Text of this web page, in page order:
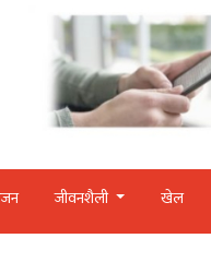
जीवनशैली खेल